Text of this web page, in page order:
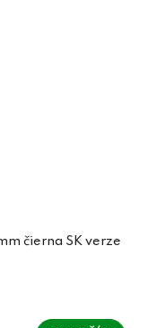
čierna SK verze